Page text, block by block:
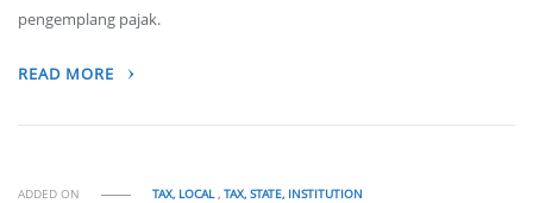
pengemplang pajak.
READ MORE
ADDED ON TAX, LOCAL,TAX, STATE, INSTITUTION